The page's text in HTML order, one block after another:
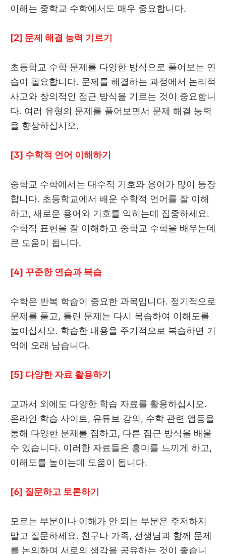
이해는 중학교 수학에서도 매우 중요합니다.
[2] 문제 해결 능력 기르기
초등학교 수학 문제를 다양한 방식으로 풀어보는 연
습이 필요합니다. 문제를 해결하는 과정에서 논리적
사고와 창의적인 접근 방식을 기르는 것이 중요합니
다. 여러 유형의 문제를 풀어보면서 문제 해결 능력
을 향상하십시오.
[3] 수학적 언어 이해하기
중학교 수학에서는 대수적 기호와 용어가 많이 등장
합니다. 초등학교에서 배운 수학적 언어를 잘 이해
하고, 새로운 용어와 기호를 익히는데 집중하세요.
수학적 표현을 잘 이해하고 중학교 수학을 배우는데
큰 도움이 됩니다.
[4] 꾸준한 연습과 복습
수학은 반복 학습이 중요한 과목입니다. 정기적으로
문제를 풀고, 틀린 문제는 다시 복습하여 이해도를
높이십시오. 학습한 내용을 주기적으로 복습하면 기
억에 오래 남습니다.
[5] 다양한 자료 활용하기
교과서 외에도 다양한 학습 자료를 활용하십시오.
온라인 학습 사이트, 유튜브 강의, 수학 관련 앱등을
통해 다양한 문제를 접하고, 다른 접근 방식을 배울
수 있습니다. 이러한 자료들은 흥미를 느끼게 하고,
이해도를 높이는데 도움이 됩니다.
[6] 질문하고 토론하기
모르는 부분이나 이해가 안 되는 부분은 주저하지
말고 질문하세요. 친구나 가족, 선생님과 함께 문제
를 논의하며 서로의 생각을 공유하는 것이 좋습니